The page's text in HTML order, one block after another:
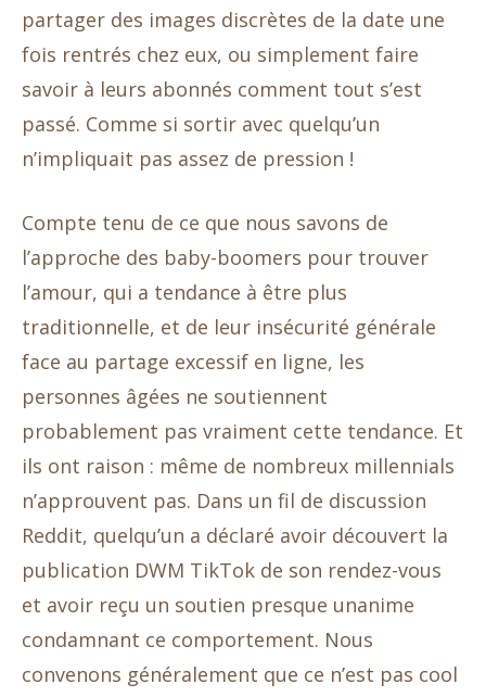
partager des images discrètes de la date une
fois rentrés chez eux, ou simplement faire
savoir à leurs abonnés comment tout s’est
passé. Comme si sortir avec quelqu’un
n’impliquait pas assez de pression !
Compte tenu de ce que nous savons de
l’approche des baby-boomers pour trouver
l’amour, qui a tendance à être plus
traditionnelle, et de leur insécurité générale
face au partage excessif en ligne, les
personnes âgées ne soutiennent
probablement pas vraiment cette tendance. Et
ils ont raison : même de nombreux millennials
n’approuvent pas. Dans un fil de discussion
Reddit, quelqu’un a déclaré avoir découvert la
publication DWM TikTok de son rendez-vous
et avoir reçu un soutien presque unanime
condamnant ce comportement. Nous
convenons généralement que ce n’est pas cool